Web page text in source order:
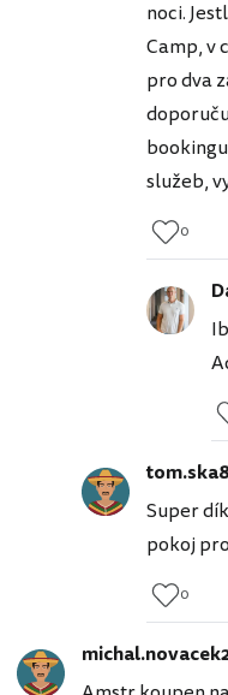
noci.
Camp, v
pro dva
služeb,
0
Super
pokoj
0